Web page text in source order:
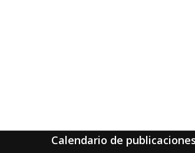
Calendario de publicaciones